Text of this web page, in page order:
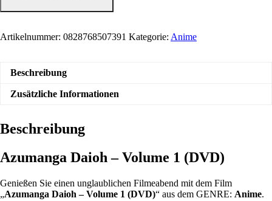
Artikelnummer: 0828768507391 Kategorie: Anime
Beschreibung
Zusätzliche Informationen
Beschreibung
Azumanga Daioh – Volume 1 (DVD)
Genießen Sie einen unglaublichen Filmeabend mit dem Film
„Azumanga Daioh – Volume 1 (DVD)“ aus dem GENRE: Anime.